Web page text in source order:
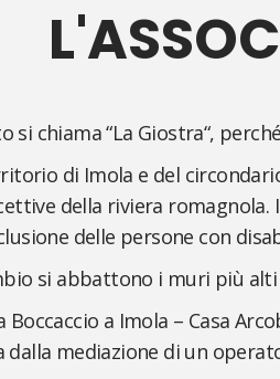
chiama “La Giostra“,
di Imola e del
della riviera
delle persone con
si abbattono i muri più
Boccaccio a Imola – Casa
mediazione di un